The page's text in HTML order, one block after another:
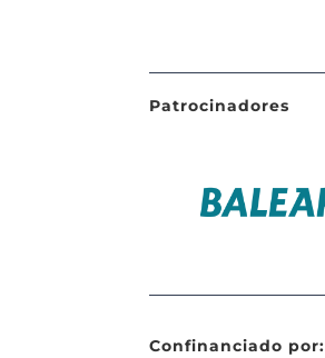
Patrocinadores
Confinanciado por: